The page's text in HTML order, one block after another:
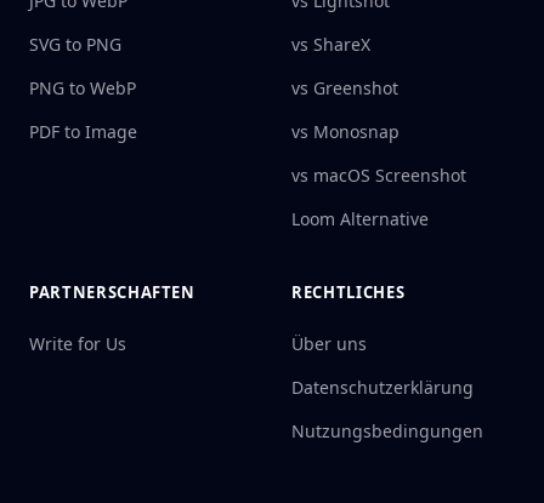
SVG to PNG
PNG to WebP
PDF to Image
vs ShareX
vs Greenshot
vs Monosnap
vs macOS Screenshot
Loom Alternative
PARTNERSCHAFTEN
Write for Us
RECHTLICHES
Über uns
Datenschutzerklärung
Nutzungsbedingungen